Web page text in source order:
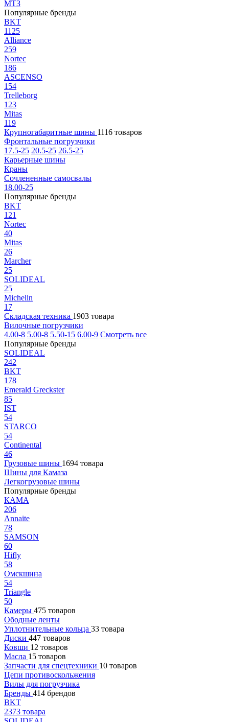
МТЗ
Популярные бренды
BKT
1125
Alliance
259
Nortec
186
ASCENSO
154
Trelleborg
123
Mitas
119
Крупногабаритные шины 1116 товаров
Фронтальные погрузчики
17.5-25 20.5-25 26.5-25
Карьерные шины
Краны
Сочлененные самосвалы
18.00-25
Популярные бренды
BKT
121
Nortec
40
Mitas
26
Marcher
25
SOLIDEAL
25
Michelin
17
Складская техника 1903 товара
Вилочные погрузчики
4.00-8 5.00-8 5.50-15 6.00-9 Смотреть все
Популярные бренды
SOLIDEAL
242
BKT
178
Emerald Greckster
85
IST
54
STARCO
54
Continental
46
Грузовые шины 1694 товара
Шины для Камаза
Легкогрузовые шины
Популярные бренды
КАМА
206
Annaite
78
SAMSON
60
Hifly
58
Омскшина
54
Triangle
50
Камеры 475 товаров
Ободные ленты
Уплотнительные кольца 33 товара
Диски 447 товаров
Ковши 12 товаров
Масла 15 товаров
Запчасти для спецтехники 10 товаров
Цепи противоскольжения
Вилы для погрузчика
Бренды 414 брендов
BKT
2373 товара